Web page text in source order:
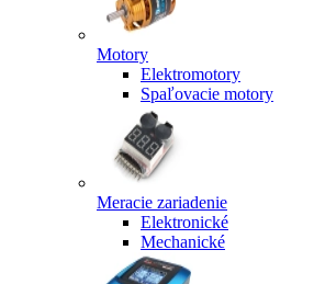
Motory
Elektromotory
Spaľovacie motory
Meracie zariadenie
Elektronické
Mechanické